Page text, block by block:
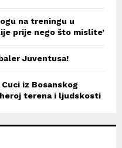
na treningu u
prije nego što mislite’
Juventusa!
iz Bosanskog
terena i ljudskosti